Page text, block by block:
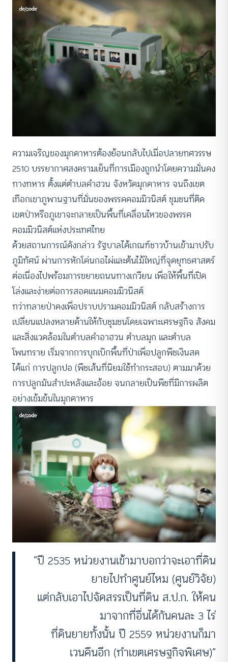
ความเจริญของมุกดาหารต้องย้อนกลับไปเมื่อปลายทศวรรษ
2510 บรรยากาศสงครามเย็นที่การเมืองถูกนำโดยความมั่นคง
ทางทหาร ตั้งแต่ตำบลคำฮวน จังหวัดมุกดาหาร จนถึงเขต
เทือกเขาภูพานฐานที่มั่นของพรรคคอมมิวนิสต์ ชุมชนที่ติด
เขตป่าหรือภูเขาจะกลายเป็นพื้นที่เคลื่อนไหวของพรรค
คอมมิวนิสต์แห่งประเทศไทย
ด้วยสถานการณ์ดังกล่าว รัฐบาลได้เกณฑ์ชาวบ้านเข้ามาปรับ
ภูมิทัศน์ ผ่านการหักโค่นกอไผ่และต้นไม้ใหญ่ที่จุดยุทธศาสตร์
ต่อเนื่องไปพร้อมการขยายถนนทางเกวียน เพื่อให้พื้นที่เปิด
โล่งและง่ายต่อการสอดแนมคอมมิวนิสต์
ทว่าทลายป่าดงเพื่อปราบปรามคอมมิวนิสต์ กลับสร้างการ
เปลี่ยนแปลงหลายด้านให้กับชุมชนโดยเฉพาะเศรษฐกิจ สังคม
และสิ่งแวดล้อมในตำบลคำอาฮวน ตำบลมุก และตำบล
โพนทราย เริ่มจากการบุกเบิกพื้นที่ป่าเพื่อปลูกพืชเงินสด
ได้แก่ การปลูกปอ (พืชเส้นที่นิยมใช้ทำกระสอบ) ตามมาด้วย
การปลูกมันสำปะหลังและอ้อย จนกลายเป็นพืชที่มีการผลิต
อย่างเข้มข้นในมุกดาหาร
“ปี 2535 หน่วยงานเข้ามาบอกว่าจะเอาที่ดิน
ยายไปทำศูนย์ไหม (ศูนย์วิจัย)
แต่กลับเอาไปจัดสรรเป็นที่ดิน ส.ป.ก. ให้คน
มาจากที่อื่นได้กันคนละ 3 ไร่
ที่ดินยายทั้งนั้น ปี 2559 หน่วยงานก็มา
เวนคืนอีก (ทำเขตเศรษฐกิจพิเศษ)”